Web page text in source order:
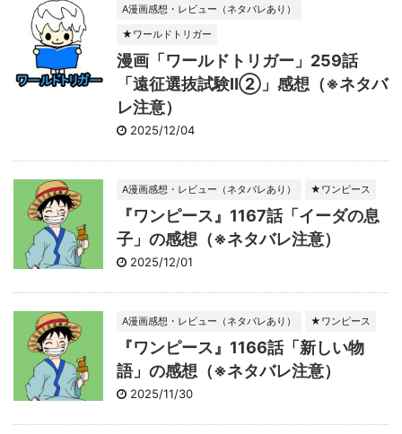
A漫画感想・レビュー（ネタバレあり）
★ワールドトリガー
漫画「ワールドトリガー」259話
「遠征選抜試験Ⅱ②」感想（※ネタバ
レ注意）
2025/12/04
A漫画感想・レビュー（ネタバレあり） ★ワンピース
『ワンピース』1167話「イーダの息
子」の感想（※ネタバレ注意）
2025/12/01
A漫画感想・レビュー（ネタバレあり） ★ワンピース
『ワンピース』1166話「新しい物
語」の感想（※ネタバレ注意）
2025/11/30